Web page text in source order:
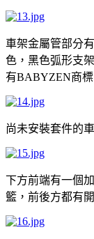
車架金屬管部分
色，黑色弧形支
有BABYZEN商標
尚未安裝套件的
下方前端有一個
籃，前後方都有